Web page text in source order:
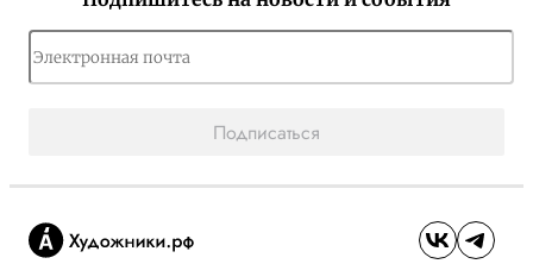
Подписаться